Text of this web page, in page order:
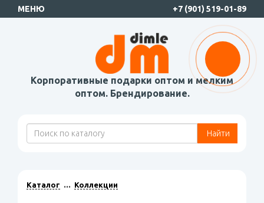
МЕНЮ +7 (901) 519-01-89
Корпоративные подарки оптом и мелким
оптом. Брендирование.
Найти
Каталог Коллекции